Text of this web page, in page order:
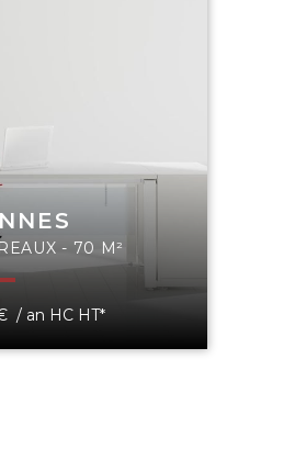
- 70 M²
/ an HC HT*